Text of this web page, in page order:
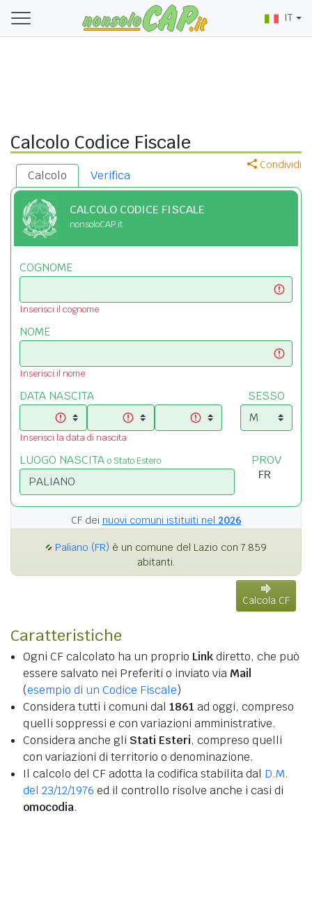
IT
Calcolo Codice Fiscale
Condividi
Calcolo Verifica
CALCOLO CODICE FISCALE
nonsoloCAP.it
COGNOME
Inserisci il cognome
NOME
Inserisci il nome
DATA NASCITA
Inserisci la data di nascita
SESSO
LUOGO NASCITA o Stato Estero PROV
CF dei nuovi comuni istituiti nel 2026
Paliano (FR) è un comune del Lazio con 7.859
abitanti.
Calcola CF
Caratteristiche
Ogni CF calcolato ha un proprio Linkdiretto, che può
essere salvato nei Preferiti o inviato via Mail
(esempio di un Codice Fiscale)
Considera tutti i comuni dal 1861 ad oggi, compreso
quelli soppressi e con variazioni amministrative.
Considera anche gli Stati Esteri, compreso quelli
con variazioni di territorio o denominazione.
Il calcolo del CF adotta la codifica stabilita dal D.M.
del 23/12/1976 ed il controllo risolve anche i casi di
omocodia.